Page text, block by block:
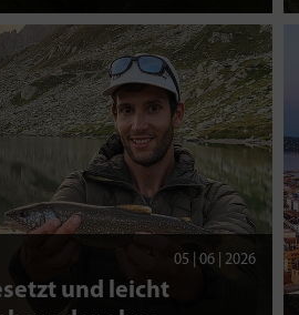
05 | 06 | 2026
und leicht